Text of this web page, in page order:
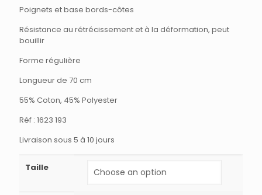
Poignets et base bords-côtes
Résistance au rétrécissement et à la déformation, peut
bouillir
Forme régulière
Longueur de 70 cm
55% Coton, 45% Polyester
Réf : 1623 193
Livraison sous 5 à 10 jours
Taille